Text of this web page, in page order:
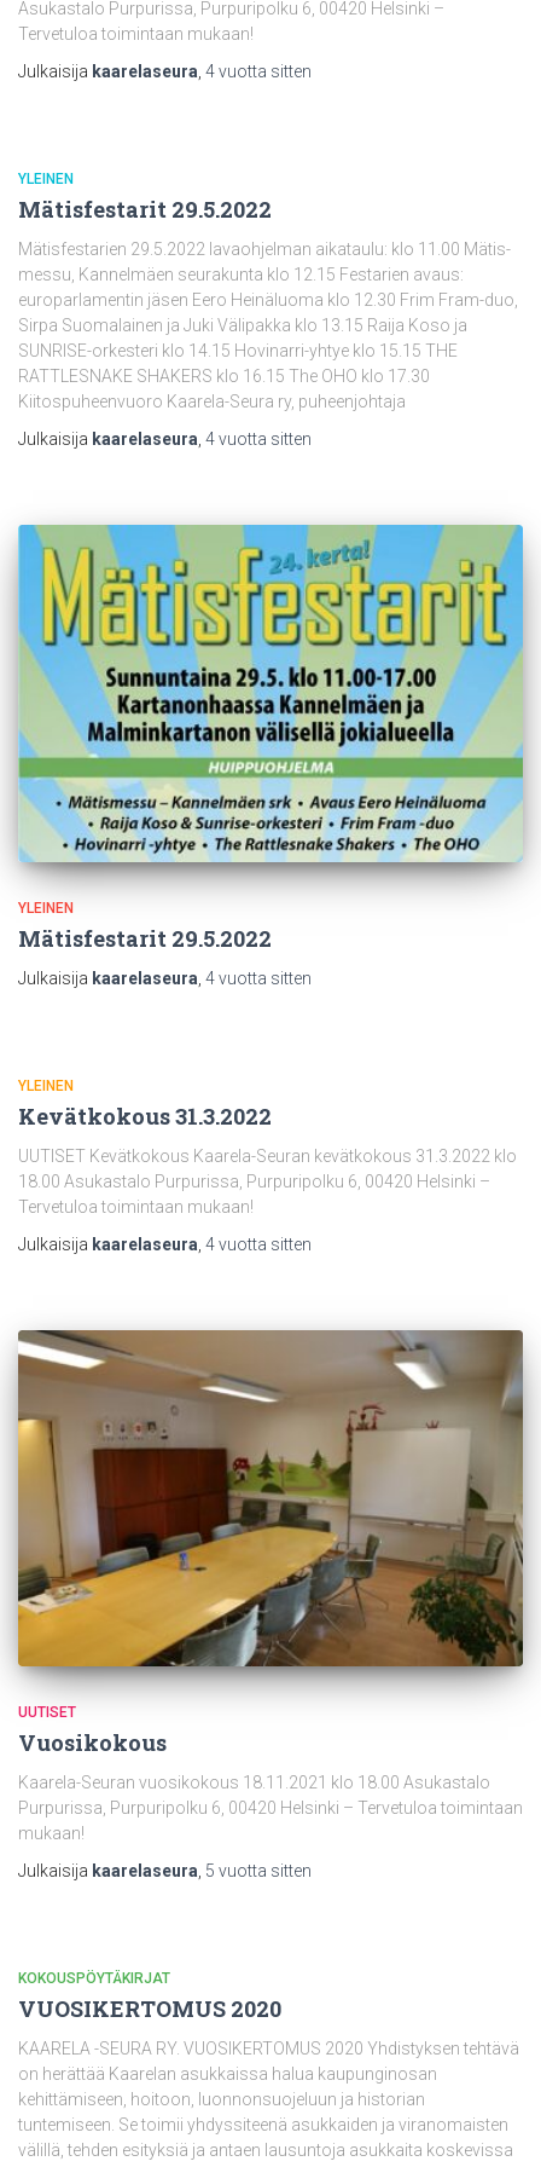
Asukastalo Purpurissa, Purpuripolku 6, 00420 Helsinki –
Tervetuloa toimintaan mukaan!
Julkaisija kaarelaseura 4 vuotta sitten
YLEINEN
Mätisfestarit 29.5.2022
Mätisfestarien 29.5.2022 lavaohjelman aikataulu: klo 11.00 Mätis-
messu, Kannelmäen seurakunta klo 12.15 Festarien avaus:
europarlamentin jäsen Eero Heinäluoma klo 12.30 Frim Fram-duo,
Sirpa Suomalainen ja Juki Välipakka klo 13.15 Raija Koso ja
SUNRISE-orkesteri klo 14.15 Hovinarri-yhtye klo 15.15 THE
RATTLESNAKE SHAKERS klo 16.15 The OHO klo 17.30
Kiitospuheenvuoro Kaarela-Seura ry, puheenjohtaja
Julkaisija kaarelaseura 4 vuotta sitten
YLEINEN
Mätisfestarit 29.5.2022
Julkaisija kaarelaseura 4 vuotta sitten
YLEINEN
Kevätkokous 31.3.2022
UUTISET Kevätkokous Kaarela-Seuran kevätkokous 31.3.2022 klo
18.00 Asukastalo Purpurissa, Purpuripolku 6, 00420 Helsinki –
Tervetuloa toimintaan mukaan!
Julkaisija kaarelaseura 4 vuotta sitten
UUTISET
Vuosikokous
Kaarela-Seuran vuosikokous 18.11.2021 klo 18.00 Asukastalo
Purpurissa, Purpuripolku 6, 00420 Helsinki – Tervetuloa toimintaan
mukaan!
Julkaisija kaarelaseura, 5 vuotta sitten
KOKOUSPÖYTÄKIRJAT
VUOSIKERTOMUS 2020
KAARELA -SEURA RY. VUOSIKERTOMUS 2020 Yhdistyksen tehtävä
on herättää Kaarelan asukkaissa halua kaupunginosan
kehittämiseen, hoitoon, luonnonsuojeluun ja historian
tuntemiseen. Se toimii yhdyssiteenä asukkaiden ja viranomaisten
välillä, tehden esityksiä ja antaen lausuntoja asukkaita koskevissa